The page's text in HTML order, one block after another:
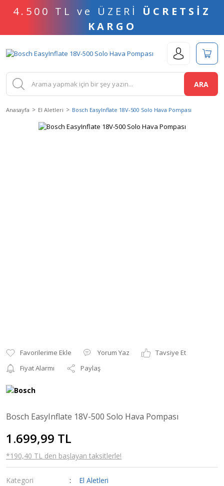
4.500 TL ve ÜZERİ ÜCRETSİZ
KARGO
ARA
Anasayfa El Aletleri Bosch EasyInflate 18V-500 Solo Hava Pompası
Yorum Yaz
Tavsiye Et
Fiyat Alarmı
Paylaş
Bosch EasyInflate 18V-500 Solo Hava Pompası
1.699,99 TL
*190,40 TL den başlayan taksitlerle!
Kategori
El Aletleri